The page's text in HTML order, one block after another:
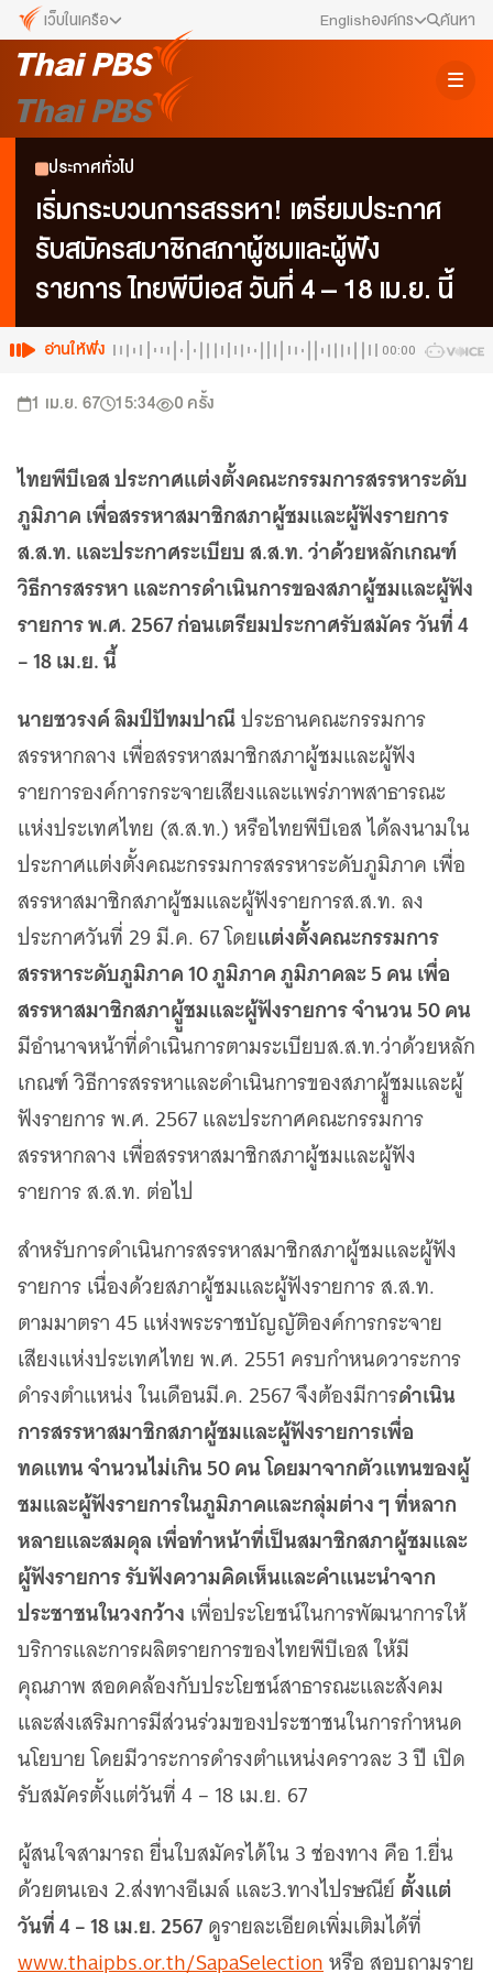
เว็บในเครือ
เว็บไซต์ในเครือ
ALTV
VIPA
พื้นที่นำเสนอวาระของสังคม
Thai PBS Kids
Thai PBS Podcast
View The World via The Voice
Thai PBS World
เว็บไซต์บริการ
เพราะพลังการสื่อสารอยู่ในมือคุณ
Locals
นิเวศสื่อสาธารณะท้องถิ่นคุณภาพ
The Visual
Making Data Visible
ตรวจสอบข่าวปลอม คัดกรองข่าวจริง
Englishองค์กร
ข่าวประชาสัมพันธ์
คณะกรรมการนโยบาย ส.ส.ท.
สภาผู้ชมและผู้ฟังรายการ
ค้นหา
ประกาศทั่วไป
เริ่มกระบวนการสรรหา! เตรียมประกาศ
รับสมัครสมาชิกสภาผู้ชมและผู้ฟัง
รายการ ไทยพีบีเอส วันที่ 4 – 18 เม.ย. นี้
อ่านให้ฟัง 00:00
1 เม.ย. 67 15:34 0 ครั้ง
ไทยพีบีเอส ประกาศแต่งตั้งคณะกรรมการสรรหาระดับ
ภูมิภาค เพื่อสรรหาสมาชิกสภาผู้ชมและผู้ฟังรายการ
ส.ส.ท. และประกาศระเบียบ ส.ส.ท. ว่าด้วยหลักเกณฑ์
วิธีการสรรหา และการดำเนินการของสภาผู้ชมและผู้ฟัง
รายการ พ.ศ. 2567 ก่อนเตรียมประกาศรับสมัคร วันที่ 4
– 18 เม.ย. นี้
นายชวรงค์ ลิมป์ปัทมปาณีประธานคณะกรรมการ
สรรหากลาง เพื่อสรรหาสมาชิกสภาผู้ชมและผู้ฟัง
รายการองค์การกระจายเสียงและแพร่ภาพสาธารณะ
แห่งประเทศไทย (ส.ส.ท.) หรือไทยพีบีเอส ได้ลงนามใน
ประกาศแต่งตั้งคณะกรรมการสรรหาระดับภูมิภาค เพื่อ
สรรหาสมาชิกสภาผู้ชมและผู้ฟังรายการส.ส.ท. ลง
ประกาศวันที่ 29 มี.ค. 67 โดยแต่งตั้งคณะกรรมการ
สรรหาระดับภูมิภาค 10 ภูมิภาค ภูมิภาคละ 5 คน เพื่อ
สรรหาสมาชิกสภาผูู้ชมและผู้ฟังรายการ จำนวน 50 คน
มีอำนาจหน้าที่ดำเนินการตามระเบียบส.ส.ท.ว่าด้วยหลัก
เกณฑ์ วิธีการสรรหาและดำเนินการของสภาผูู้ชมและผู้
ฟังรายการ พ.ศ. 2567 และประกาศคณะกรรมการ
สรรหากลาง เพื่อสรรหาสมาชิกสภาผู้ชมและผู้ฟัง
รายการ ส.ส.ท. ต่อไป
สำหรับการดำเนินการสรรหาสมาชิกสภาผู้ชมและผู้ฟัง
รายการ เนื่องด้วยสภาผู้ชมและผู้ฟังรายการ ส.ส.ท.
ตามมาตรา 45 แห่งพระราชบัญญัติองค์การกระจาย
เสียงแห่งประเทศไทย พ.ศ. 2551 ครบกำหนดวาระการ
ดำรงตำแหน่ง ในเดือนมี.ค. 2567 จึงต้องมีการดำเนิน
การสรรหาสมาชิกสภาผู้ชมและผู้ฟังรายการเพื่อ
ทดแทน จำนวนไม่เกิน 50 คน โดยมาจากตัวแทนของผู้
ชมและผู้ฟังรายการในภูมิภาคและกลุ่มต่าง ๆ ที่หลาก
หลายและสมดุล เพื่อทำหน้าที่เป็นสมาชิกสภาผู้ชมและ
ผู้ฟังรายการ รับฟังความคิดเห็นและคำแนะนำจาก
ประชาชนในวงกว้าง เพื่อประโยชน์ในการพัฒนาการให้
บริการและการผลิตรายการของไทยพีบีเอส ให้มี
คุณภาพ สอดคล้องกับประโยชน์สาธารณะและสังคม
และส่งเสริมการมีส่วนร่วมของประชาชนในการกำหนด
นโยบาย โดยมีวาระการดำรงตำแหน่งคราวละ 3 ปี เปิด
รับสมัครตั้งแต่วันที่ 4 – 18 เม.ย. 67
ผู้สนใจสามารถ ยื่นใบสมัครได้ใน 3 ช่องทาง คือ 1.ยื่น
ด้วยตนเอง 2.ส่งทางอีเมล์ และ3.ทางไปรษณีย์ตั้งแต่
วันที่ 4 – 18 เม.ย. 2567ดูรายละเอียดเพิ่มเติมได้ที่
www.thaipbs.or.th/SapaSelectionหรือ สอบถามราย